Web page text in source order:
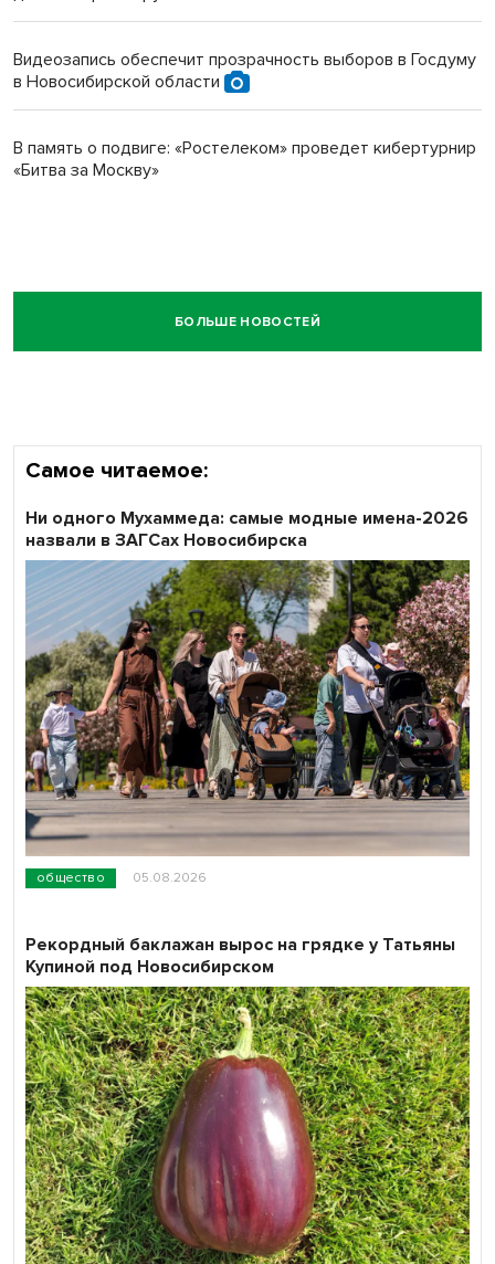
Видеозапись обеспечит прозрачность выборов в Госдуму
в Новосибирской области
В память о подвиге: «Ростелеком» проведет кибертурнир
«Битва за Москву»
БОЛЬШЕ НОВОСТЕЙ
Самое читаемое:
общество 05.08.2026
Ни одного Мухаммеда: самые модные имена-2026
назвали в ЗАГСах Новосибирска
Рекордный баклажан вырос на грядке у Татьяны
Купиной под Новосибирском